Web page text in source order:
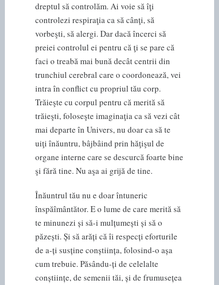
dreptul să controlăm. Ai voie să îţi
controlezi respiraţia ca să cânţi, să
vorbeşti, să alergi. Dar dacă încerci să
preiei controlul ei pentru că ţi se pare că
faci o treabă mai bună decât centrii din
trunchiul cerebral care o coordonează, vei
intra în conflict cu propriul tău corp.
Trăieşte cu corpul pentru că merită să
trăieşti, foloseşte imaginaţia ca să vezi cât
mai departe în Univers, nu doar ca să te
uiţi înăuntru, bâjbâind prin hăţişul de
organe interne care se descurcă foarte bine
şi fără tine. Nu aşa ai grijă de tine.
Înăuntrul tău nu e doar întuneric
înspăîmântător. E o lume de care merită să
te minunezi și să-i mulțumești și să o
păzești. Și să arăți că îi respecți eforturile
de a-ți susține conștiința, folosind-o așa
cum trebuie. Păsându-ți de celelalte
conștiințe, de semenii tăi, și de frumusețea